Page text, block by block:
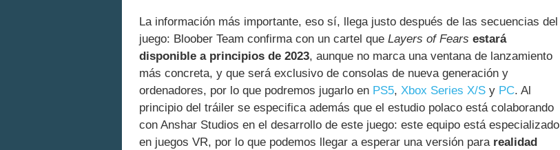
La información más importante, eso sí, llega justo después de las secuencias del
juego: Bloober Team confirma con un cartel que Layers of Fears estará
disponible a principios de 2023, aunque no marca una ventana de lanzamiento
más concreta, y que será exclusivo de consolas de nueva generación y
ordenadores, por lo que podremos jugarlo en PS5, Xbox Series X/S y PC. Al
principio del tráiler se especifica además que el estudio polaco está colaborando
con Anshar Studios en el desarrollo de este juego: este equipo está especializado
en juegos VR, por lo que podemos llegar a esperar una versión para realidad